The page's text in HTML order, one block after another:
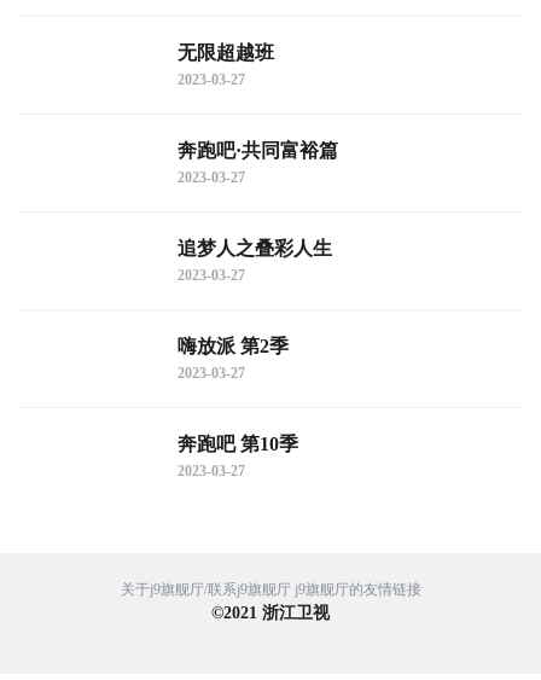
无限超越班
2023-03-27
奔跑吧·共同富裕篇
2023-03-27
追梦人之叠彩人生
2023-03-27
嗨放派 第2季
2023-03-27
奔跑吧 第10季
2023-03-27
关于j9旗舰厅/联系j9旗舰厅 j9旗舰厅的友情链接
©2021 浙江卫视